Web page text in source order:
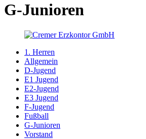
G-Junioren
1. Herren
Allgemein
D-Jugend
E1 Jugend
E2-Jugend
E3 Jugend
F-Jugend
Fußball
G-Junioren
Vorstand